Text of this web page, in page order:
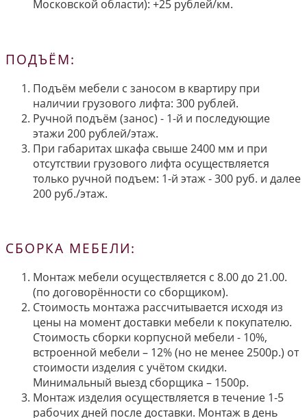
Московской области): +25 рублей/км.
ПОДЪЁМ:
Подъём мебели с заносом в квартиру при
наличии грузового лифта: 300 рублей.
Ручной подъём (занос) - 1-й и последующие
этажи 200 рублей/этаж.
При габаритах шкафа свыше 2400 мм и при
отсутствии грузового лифта осуществляется
только ручной подъем: 1-й этаж - 300 руб. и далее
200 руб./этаж.
СБОРКА МЕБЕЛИ:
Монтаж мебели осуществляется с 8.00 до 21.00.
(по договорённости со сборщиком).
Стоимость монтажа рассчитывается исходя из
цены на момент доставки мебели к покупателю.
Стоимость сборки корпусной мебели - 10%,
встроенной мебели – 12% (но не менее 2500р.) от
стоимости изделия с учётом скидки.
Минимальный выезд сборщика – 1500р.
Монтаж изделия осуществляется в течение 1-5
рабочих дней после доставки. Монтаж в день